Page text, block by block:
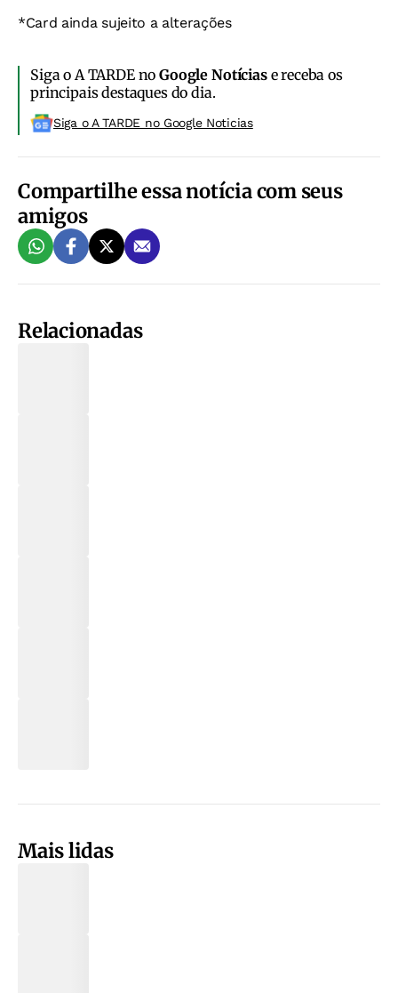
*Card ainda sujeito a alterações
Siga o A TARDE noGoogle Notíciase receba os
principais destaques do dia.
Siga o A TARDE no Google Noticias
Compartilhe essa notícia com seus
amigos
Relacionadas
Mais lidas